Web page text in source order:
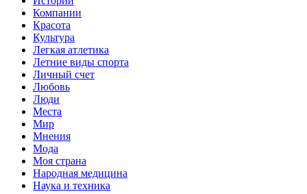
Компании
Красота
Культура
Легкая атлетика
Летние виды спорта
Личный счет
Любовь
Люди
Места
Мир
Мнения
Мода
Моя страна
Народная медицина
Наука и техника